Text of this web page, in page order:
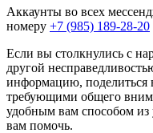
Аккаунты во всех
номеру +7 (985) 189-28-20
Если вы столкнулись с
другой
информацию, поделиться
требующими общего
удобным вам способом из
вам помочь.